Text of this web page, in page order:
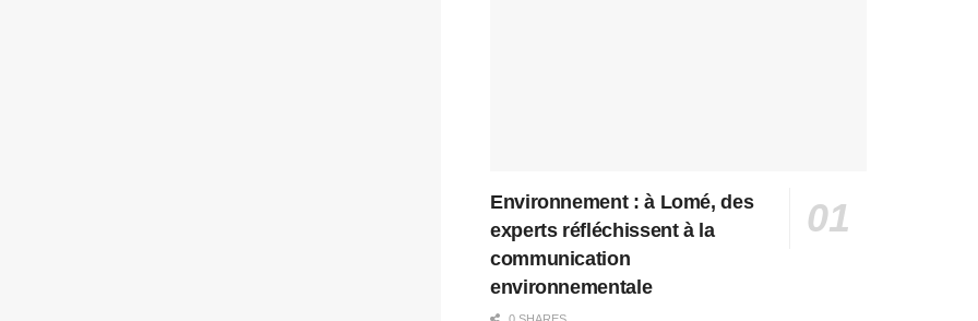
Environnement : à Lomé, des
experts réfléchissent à la
communication
environnementale